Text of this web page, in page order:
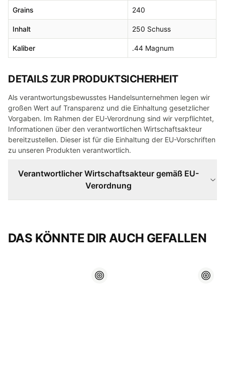
Grains 240
Inhalt 250 Schuss
Kaliber .44 Magnum
DETAILS ZUR PRODUKTSICHERHEIT
Als verantwortungsbewusstes Handelsunternehmen legen wir
großen Wert auf Transparenz und die Einhaltung gesetzlicher
Vorgaben. Im Rahmen der EU-Verordnung sind wir verpflichtet,
Informationen über den verantwortlichen Wirtschaftsakteur
bereitzustellen. Dieser ist für die Einhaltung der EU-Vorschriften
zu unseren Produkten verantwortlich.
Verantwortlicher Wirtschaftsakteur gemäß EU-
Verordnung
DAS KÖNNTE DIR AUCH GEFALLEN